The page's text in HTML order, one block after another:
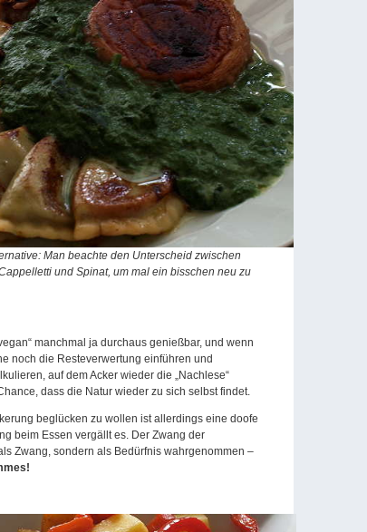
Man beachte den Unterscheid zwischen
und Spinat, um mal ein bisschen neu zu
manchmal ja durchaus genießbar, und wenn
noch die Resteverwertung einführen und
auf dem Acker wieder die „Nachlese“
dass die Natur wieder zu sich selbst findet.
beglücken zu wollen ist allerdings eine doofe
beim Essen vergällt es. Der Zwang der
Zwang, sondern als Bedürfnis wahrgenommen –